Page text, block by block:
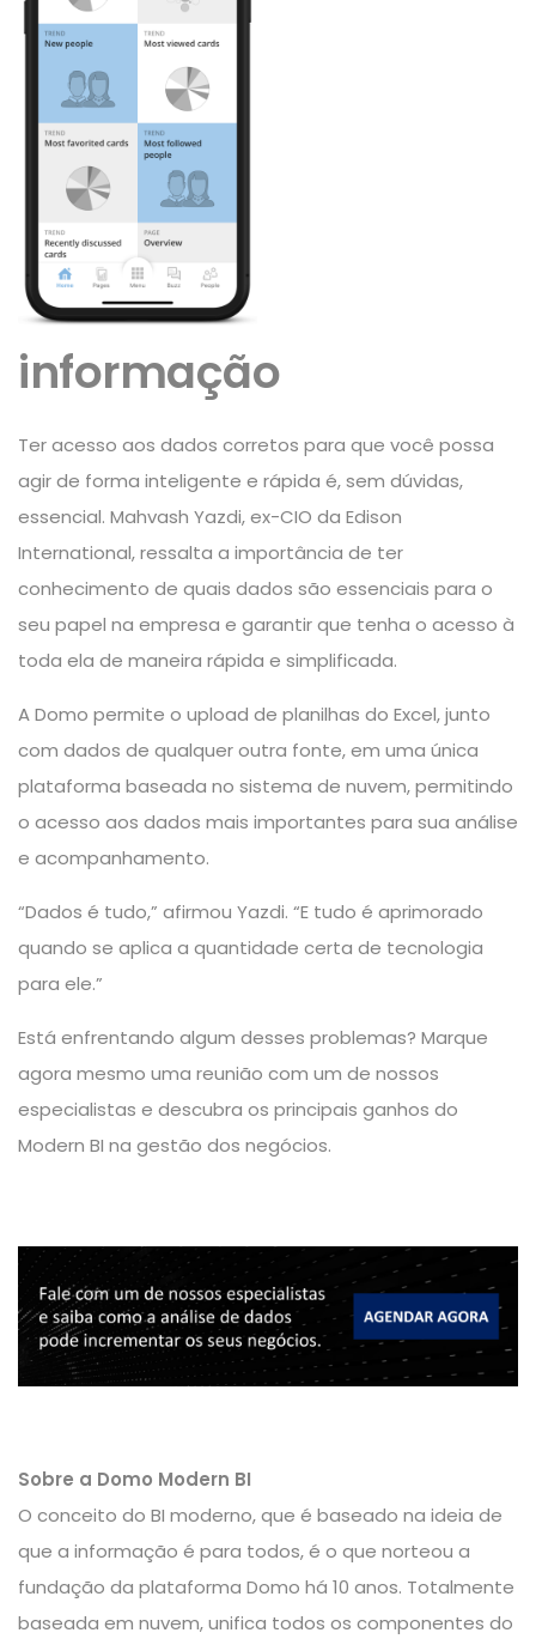
informação
Ter acesso aos dados corretos para que você possa
agir de forma inteligente e rápida é, sem dúvidas,
essencial. Mahvash Yazdi, ex-CIO da Edison
International, ressalta a importância de ter
conhecimento de quais dados são essenciais para o
seu papel na empresa e garantir que tenha o acesso à
toda ela de maneira rápida e simplificada.
A Domo permite o upload de planilhas do Excel, junto
com dados de qualquer outra fonte, em uma única
plataforma baseada no sistema de nuvem, permitindo
o acesso aos dados mais importantes para sua análise
e acompanhamento.
“Dados é tudo,” afirmou Yazdi. “E tudo é aprimorado
quando se aplica a quantidade certa de tecnologia
para ele.”
Está enfrentando algum desses problemas? Marque
agora mesmo uma reunião com um de nossos
especialistas e descubra os principais ganhos do
Modern BI na gestão dos negócios.
Sobre a Domo Modern BI
O conceito do BI moderno, que é baseado na ideia de
que a informação é para todos, é o que norteou a
fundação da plataforma Domo há 10 anos. Totalmente
baseada em nuvem, unifica todos os componentes do